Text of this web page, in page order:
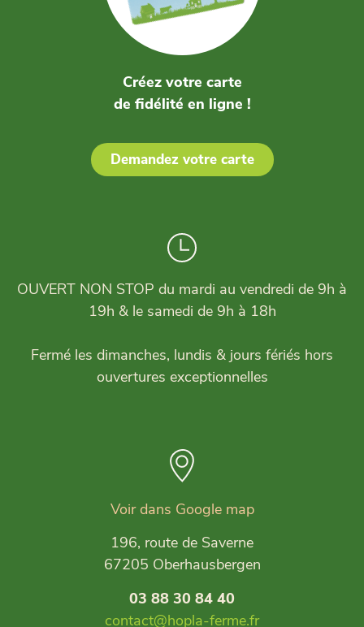
Créez votre carte
de fidélité en ligne !
Demandez votre carte
OUVERT NON STOP du mardi au vendredi de 9h à
19h & le samedi de 9h à 18h
Fermé les dimanches, lundis & jours fériés hors
ouvertures exceptionnelles
Voir dans Google map
196, route de Saverne
67205 Oberhausbergen
03 88 30 84 40
contact@hopla-ferme.fr